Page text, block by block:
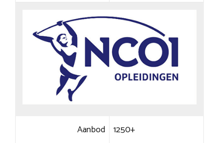
Aanbod 1250+